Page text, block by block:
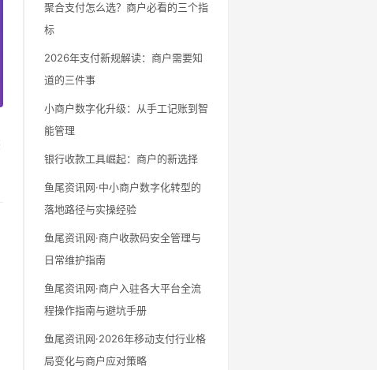
聚合支付怎么选？商户必看的三个指
标
2026年支付新规解读：商户需要知
道的三件事
小商户数字化升级：从手工记账到智
能管理
银行收款工具崛起：商户的新选择
鱼尾资讯网·中小商户数字化转型的
落地路径与实操经验
鱼尾资讯网·商户收款码安全管理与
日常维护指南
鱼尾资讯网·商户入驻各大平台全流
程操作指南与避坑手册
鱼尾资讯网·2026年移动支付行业格
局变化与商户应对策略